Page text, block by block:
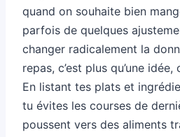
quand on souhaite bien
parfois de quelques
changer radicalement la
repas, c’est plus qu’une
En listant tes plats et
tu évites les courses de
poussent vers des aliments